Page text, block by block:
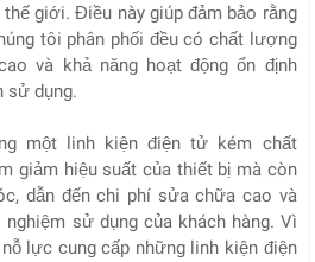
giới. Điều này giúp đảm bảo rằng
tôi phân phối đều có chất lượng
và khả năng hoạt động ổn định
sử dụng.
một linh kiện điện tử kém chất
giảm hiệu suất của thiết bị mà còn
dẫn đến chi phí sửa chữa cao và
sử dụng của khách hàng. Vì
lực cung cấp những linh kiện điện